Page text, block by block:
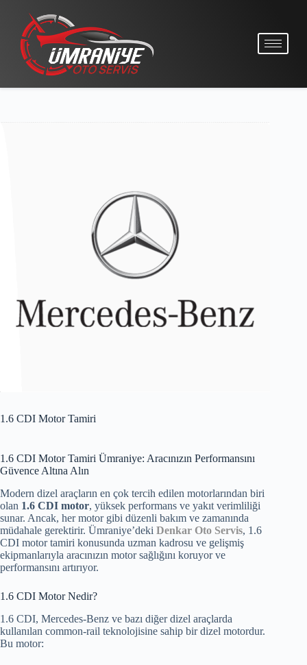
1.6 CDI Motor Tamiri
1.6 CDI Motor Tamiri Ümraniye: Aracınızın Performansını
Güvence Altına Alın
Modern dizel araçların en çok tercih edilen motorlarından biri
olan 1.6 CDI motor, yüksek performans ve yakıt verimliliği
sunar. Ancak, her motor gibi düzenli bakım ve zamanında
müdahale gerektirir. Ümraniye’deki Denkar Oto Servis, 1.6
CDI motor tamiri konusunda uzman kadrosu ve gelişmiş
ekipmanlarıyla aracınızın motor sağlığını koruyor ve
performansını artırıyor.
1.6 CDI Motor Nedir?
1.6 CDI, Mercedes-Benz ve bazı diğer dizel araçlarda
kullanılan common-rail teknolojisine sahip bir dizel motordur.
Bu motor: